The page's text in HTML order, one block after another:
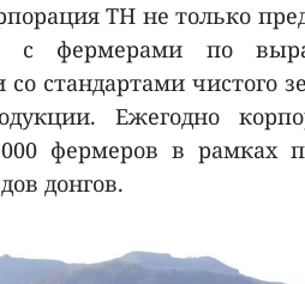
TH не только
с фермерами по
стандартами чистого
Ежегодно
фермеров в рамках
донгов.